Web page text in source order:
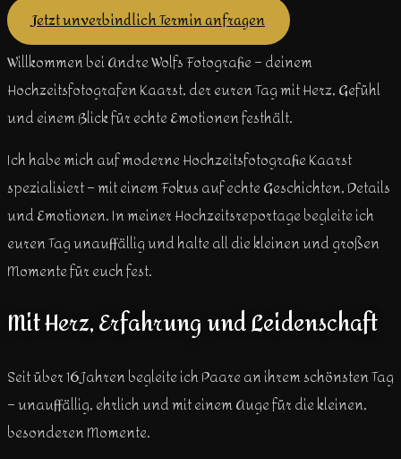
Jetzt unverbindlich Termin anfragen
Willkommen bei Andre Wolfs Fotografie – deinem
Hochzeitsfotografen Kaarst, der euren Tag mit Herz, Gefühl
und einem Blick für echte Emotionen festhält.
Ich habe mich auf moderne Hochzeitsfotografie Kaarst
spezialisiert – mit einem Fokus auf echte Geschichten, Details
und Emotionen. In meiner Hochzeitsreportage begleite ich
euren Tag unauffällig und halte all die kleinen und großen
Momente für euch fest.
Mit Herz, Erfahrung und Leidenschaft
Seit über 16 Jahren begleite ich Paare an ihrem schönsten Tag
– unauffällig, ehrlich und mit einem Auge für die kleinen,
besonderen Momente.